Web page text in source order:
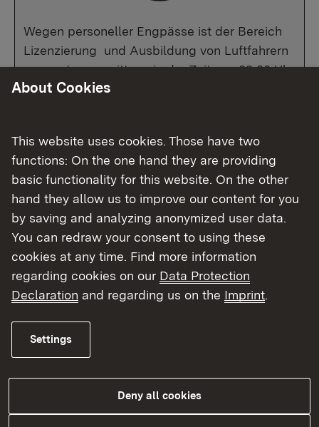
Wegen personeller Engpässe ist der Bereich
Lizenzierung und Ausbildung von Luftfahrern
momentan vormittags in der Zeit von 09:00 Uhr
bis 12:00 Uhr telefonisch zu erreichen. Aus
Selbstverständlich können Sie jederzeit eine
Email an unser Funktionspostfach:
lizenzierung
Link to e-mail:
lizenzierung-
luftverkehr@rps.bwl.desenden.
About Cookies
This website uses cookies. Those have two
functions: On the one hand they are providing
basic functionality for this website. On the other
hand they allow us to improve our content for you
by saving and analyzing anonymized user data.
You can redraw your consent to using these
cookies at any time. Find more information
regarding cookies on our Data Protection
Declaration and regarding us on the Imprint.
Settings
Deny all cookies